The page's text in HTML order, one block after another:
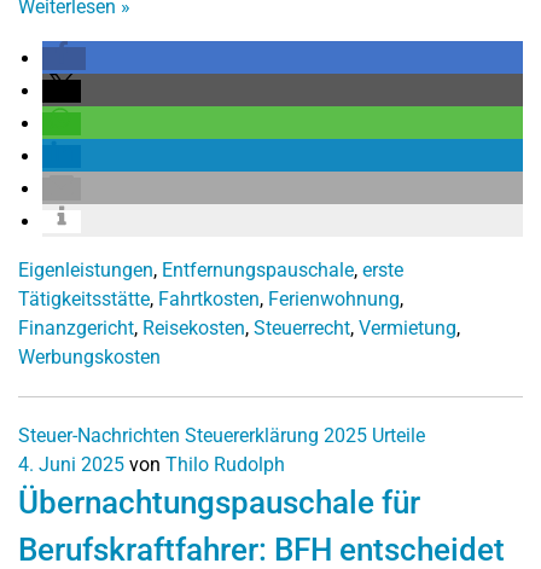
Weiterlesen »
Eigenleistungen, Entfernungspauschale, erste
Tätigkeitsstätte, Fahrtkosten, Ferienwohnung,
Finanzgericht, Reisekosten, Steuerrecht, Vermietung,
Werbungskosten
Steuer-Nachrichten Steuererklärung 2025 Urteile
4. Juni 2025 von Thilo Rudolph
Übernachtungspauschale für
Berufskraftfahrer: BFH entscheidet